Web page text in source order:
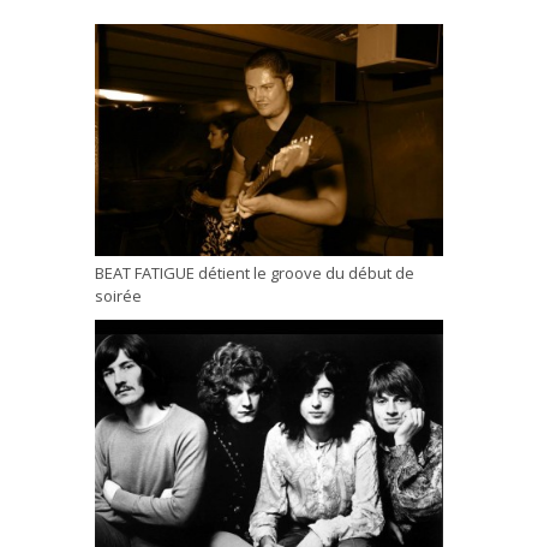
BEAT FATIGUE détient le groove du début de
soirée